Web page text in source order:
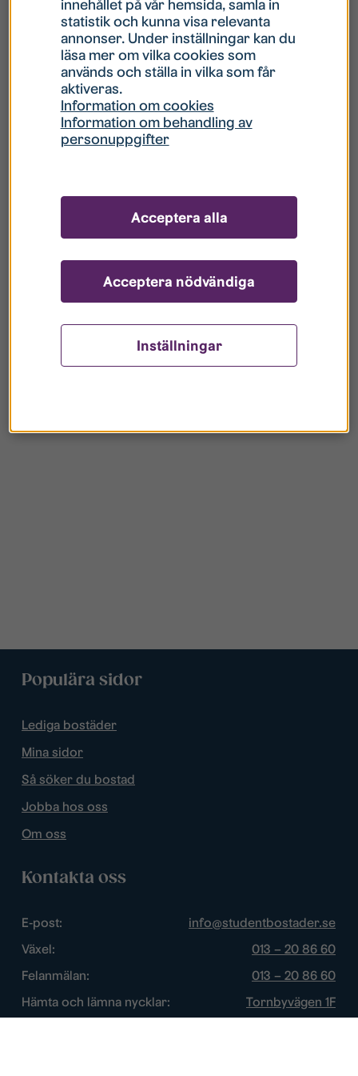
Hur gör jag om mitt konto är låst?
Hur gör jag när jag glömt mitt lösenord?
Vad innebär Gästkonto/Gästanvändare?
Populära sidor
Lediga bostäder
Mina sidor
Så söker du bostad
Jobba hos oss
Om oss
Kontakta oss
E-post:
info@studentbostader.se
Växel:
013 – 20 86 60
Felanmälan:
013 – 20 86 60
Hämta och lämna nycklar:
Tornbyvägen 1F
innehållet på vår hemsida, samla in
statistik och kunna visa relevanta
annonser. Under inställningar kan du
läsa mer om vilka cookies som
används och ställa in vilka som får
aktiveras.
Information om cookies
Information om behandling av
personuppgifter
Inställningar
Acceptera nödvändiga
Acceptera alla